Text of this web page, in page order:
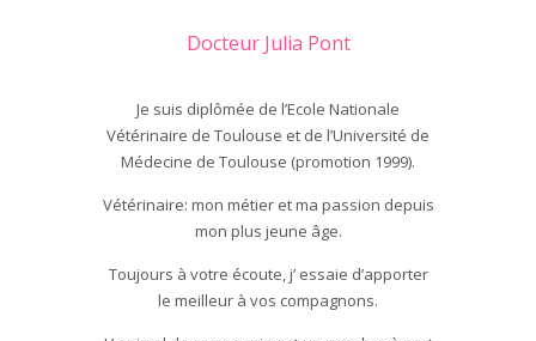
Docteur Julia Pont
Je suis diplômée de l’Ecole Nationale
Vétérinaire de Toulouse et de l’Université de
Médecine de Toulouse (promotion 1999).
Vétérinaire: mon métier et ma passion depuis
mon plus jeune âge.
Toujours à votre écoute, j’ essaie d’apporter
le meilleur à vos compagnons.